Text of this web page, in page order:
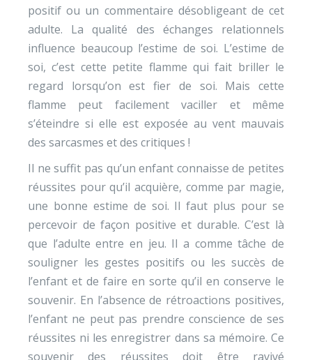
positif ou un commentaire désobligeant de cet
adulte. La qualité des échanges relationnels
influence beaucoup l’estime de soi. L’estime de
soi, c’est cette petite flamme qui fait briller le
regard lorsqu’on est fier de soi. Mais cette
flamme peut facilement vaciller et même
s’éteindre si elle est exposée au vent mauvais
des sarcasmes et des critiques !
Il ne suffit pas qu’un enfant connaisse de petites
réussites pour qu’il acquière, comme par magie,
une bonne estime de soi. Il faut plus pour se
percevoir de façon positive et durable. C’est là
que l’adulte entre en jeu. Il a comme tâche de
souligner les gestes positifs ou les succès de
l’enfant et de faire en sorte qu’il en conserve le
souvenir. En l’absence de rétroactions positives,
l’enfant ne peut pas prendre conscience de ses
réussites ni les enregistrer dans sa mémoire. Ce
souvenir des réussites doit être ravivé